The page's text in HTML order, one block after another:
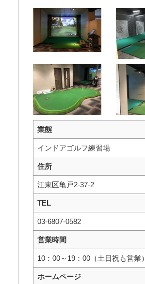
業態
インドアゴルフ練習場
住所
江東区亀戸2-37-2
TEL
03‐6807-0582
営業時間
10：00～19：00（土日祝も営業）
ホームページ